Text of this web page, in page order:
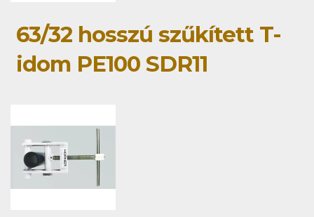
63/32 hosszú szűkített T-
idom PE100 SDR11